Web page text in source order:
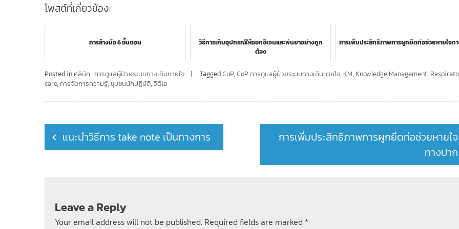
โพสต์ที่เกี่ยวข้อง:
การล้างมือ 6 ขั้นตอน
วิธีการเก็บอุปกรณ์ให้ออกซิเจนและพ่นยาอย่างถูก
ต้อง
การเพิ่มประสิทธิภาพการผูกยึดท่อช่วยหายใจท
Posted in คลินิก : การดูแลผู้ป่วยระบบทางเดินหายใจ TaggedCoP, CoP การดูแลผู้ป่วยระบบทางเดินหายใจ, KM, Knowledge Management,
care, การจัดการความรู้, ชุมชนนักปฏิบัติ, วิดีโอ
Post
navigation
แนะนำวิธีการ take note เป็นทางการ
การเพิ่มประสิทธิภาพการผูกยึดท่อช่วยหายใจ
ทางปาก
Leave a Reply
Your email address will not be published. Required fields are marked *